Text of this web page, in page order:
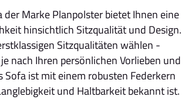
Marke Planpolster bietet Ihnen eine
hinsichtlich Sitzqualität und Design.
Sitzqualitäten wählen -
nach Ihren persönlichen Vorlieben und
ist mit einem robusten Federkern
und Haltbarkeit bekannt ist.